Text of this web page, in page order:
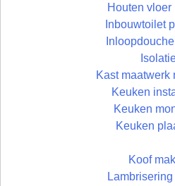
Houten vloer
Inbouwtoilet
Kast maatwerk
Keuken
Keuken
Keuken
Koof